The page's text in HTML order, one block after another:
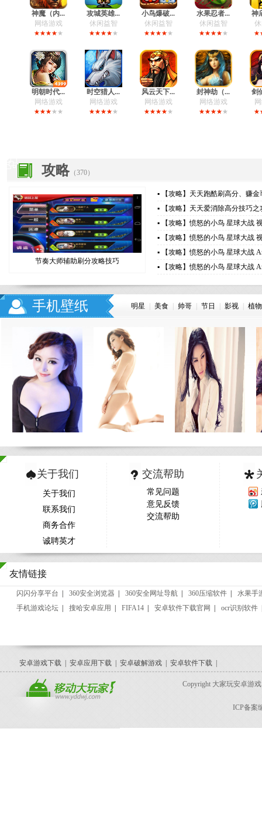
神魔（内...
网络游戏
攻城英雄...
休闲益智
小鸟爆破...
休闲益智
水果忍者...
休闲益智
神
明朝时代...
网络游戏
时空猎人...
网络游戏
风云天下...
网络游戏
封神劫（...
网络游戏
剑
攻略（370）
节奏大师辅助刷分攻略技巧
▪ 【攻略】 天天跑酷刷高分、赚金
▪ 【攻略】 天天爱消除高分技巧之
▪ 【攻略】愤怒的小鸟 星球大战
▪ 【攻略】愤怒的小鸟 星球大战
▪ 【攻略】愤怒的小鸟 星球大战
▪ 【攻略】愤怒的小鸟 星球大战
手机壁纸 明星 美食 帅哥 节日 影视 植物
关于我们
关于我们
联系我们
商务合作
诚聘英才
交流帮助
常见问题
意见反馈
交流帮助
友情链接
闪闪分享平台 360安全浏览器 360安全网址导航 360压缩软件
水果手
手机游戏论坛
搜哈安卓应用 FIFA14 安卓软件下载官网 ocr识别软件
安卓游戏下载 安卓应用下载 安卓破解游戏 安卓软件下载
Copyright 大家玩安卓游戏
ICP备案